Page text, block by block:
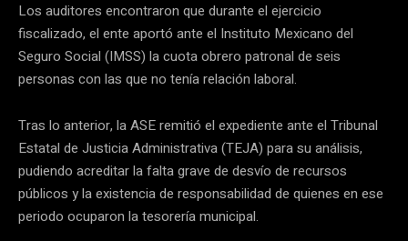
Los auditores encontraron que durante el ejercicio
fiscalizado, el ente aportó ante el Instituto Mexicano del
Seguro Social (IMSS) la cuota obrero patronal de seis
personas con las que no tenía relación laboral.
Tras lo anterior, la ASE remitió el expediente ante el Tribunal
Estatal de Justicia Administrativa (TEJA) para su análisis,
pudiendo acreditar la falta grave de desvío de recursos
públicos y la existencia de responsabilidad de quienes en ese
periodo ocuparon la tesorería municipal.